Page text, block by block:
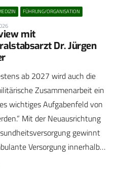
FÜHRUNG/ORGANISATION
mit
Dr. Jürgen
ab 2027 wird auch die
Zusammenarbeit ein
wichtiges Aufgabenfeld von
Mit der Neuausrichtung
gewinnt
Versorgung innerhalb…